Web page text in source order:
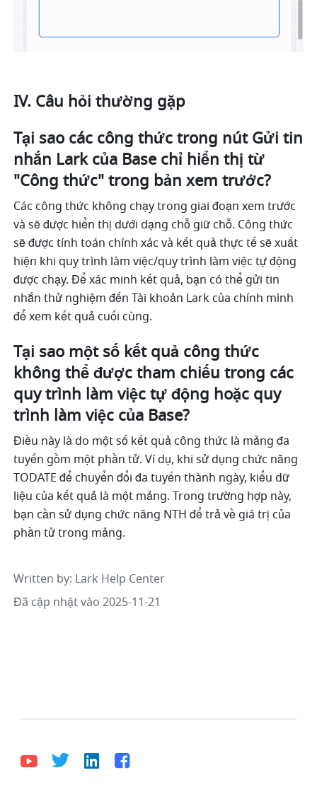
IV. Câu hỏi thường gặp
Tại sao các công thức trong nút Gửi tin
nhắn Lark của Base chỉ hiển thị từ
"Công thức" trong bản xem trước?
Các công thức không chạy trong giai đoạn xem trước
và sẽ được hiển thị dưới dạng chỗ giữ chỗ. Công thức
sẽ được tính toán chính xác và kết quả thực tế sẽ xuất
hiện khi quy trình làm việc/quy trình làm việc tự động
được chạy. Để xác minh kết quả, bạn có thể gửi tin
nhắn thử nghiệm đến Tài khoản Lark của chính mình
để xem kết quả cuối cùng.
Tại sao một số kết quả công thức
không thể được tham chiếu trong các
quy trình làm việc tự động hoặc quy
trình làm việc của Base?
Điều này là do một số kết quả công thức là mảng đa
tuyến gồm một phần tử. Ví dụ, khi sử dụng chức năng
TODATE để chuyển đổi đa tuyến thành ngày, kiểu dữ
liệu của kết quả là một mảng. Trong trường hợp này,
bạn cần sử dụng chức năng NTH để trả về giá trị của
phần tử trong mảng.
Written by: Lark Help Center
Đã cập nhật vào 2025-11-21